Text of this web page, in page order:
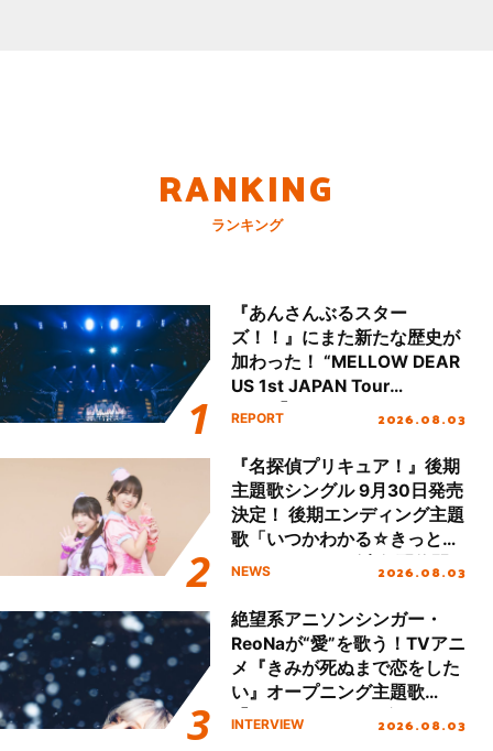
RANKING
ランキング
『あんさんぶるスター
ズ！！』にまた新たな歴史が
加わった！ “MELLOW DEAR
US 1st JAPAN Tour
Final「NICE to meet YOU
ート!!
REPORT 2026.08.03
『名探偵プリキュア！』後期
主題歌シングル 9月30日発売
決定！ 後期エンディング主題
歌「いつかわかる☆きっとあ
える」TVサイズ先行配信開
NEWS 2026.08.03
絶望系アニソンシンガー・
ReoNaが“愛”を歌う！TVアニ
メ『きみが死ぬまで恋をした
い』オープニング主題歌
「Amore」インタビュー
INTERVIEW 2026.08.03